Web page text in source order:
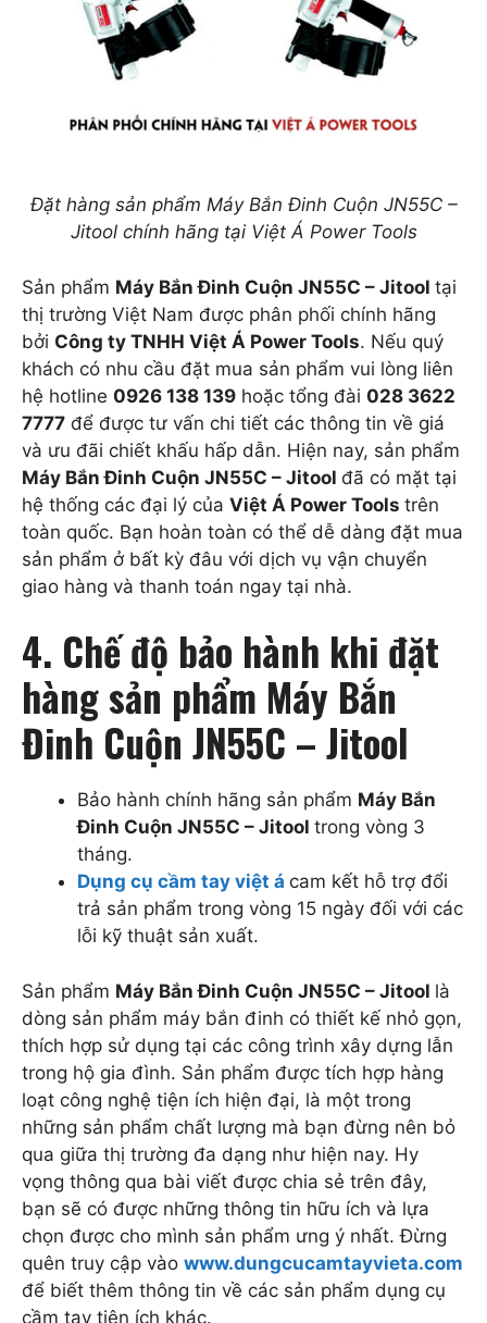
Đặt hàng sản phẩm Máy Bắn Đinh Cuộn JN55C –
Jitool chính hãng tại Việt Á Power Tools
Sản phẩm Máy Bắn Đinh Cuộn JN55C – Jitool tại
thị trường Việt Nam được phân phối chính hãng
bởi Công ty TNHH Việt Á Power Tools. Nếu quý
khách có nhu cầu đặt mua sản phẩm vui lòng liên
hệ hotline 0926 138 139 hoặc tổng đài 028 3622
7777 để được tư vấn chi tiết các thông tin về giá
và ưu đãi chiết khấu hấp dẫn. Hiện nay, sản phẩm
Máy Bắn Đinh Cuộn JN55C – Jitool đã có mặt tại
hệ thống các đại lý của Việt Á Power Tools trên
toàn quốc. Bạn hoàn toàn có thể dễ dàng đặt mua
sản phẩm ở bất kỳ đâu với dịch vụ vận chuyển
giao hàng và thanh toán ngay tại nhà.
4. Chế độ bảo hành khi đặt
hàng sản phẩm Máy Bắn
Đinh Cuộn JN55C – Jitool
Bảo hành chính hãng sản phẩm Máy Bắn
Đinh Cuộn JN55C – Jitool trong vòng 3
tháng.
Dụng cụ cầm tay việt á cam kết hỗ trợ đổi
trả sản phẩm trong vòng 15 ngày đối với các
lỗi kỹ thuật sản xuất.
Sản phẩm Máy Bắn Đinh Cuộn JN55C – Jitool là
dòng sản phẩm máy bắn đinh có thiết kế nhỏ gọn,
thích hợp sử dụng tại các công trình xây dựng lẫn
trong hộ gia đình. Sản phẩm được tích hợp hàng
loạt công nghệ tiện ích hiện đại, là một trong
những sản phẩm chất lượng mà bạn đừng nên bỏ
qua giữa thị trường đa dạng như hiện nay. Hy
vọng thông qua bài viết được chia sẻ trên đây,
bạn sẽ có được những thông tin hữu ích và lựa
chọn được cho mình sản phẩm ưng ý nhất. Đừng
quên truy cập vào www.dungcucamtayvieta.com
để biết thêm thông tin về các sản phẩm dụng cụ
cầm tay tiện ích khác.